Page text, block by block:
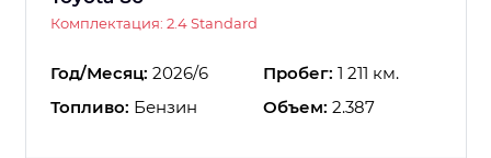
Комплектация: 2.4 Standard
Год/Месяц: 2026/6 Пробег: 1 211 км.
Топливо: Бензин Объем: 2.387